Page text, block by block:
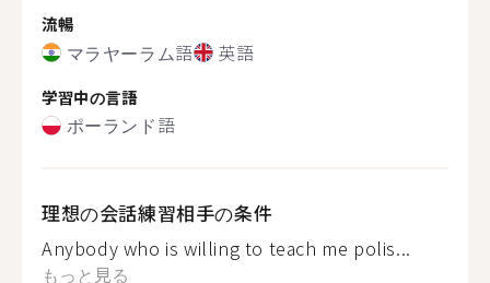
流暢
マラヤーラム語 英語
学習中の言語
ポーランド語
理想の会話練習相手の条件
Anybody who is willing to teach me polis...
もっと見る